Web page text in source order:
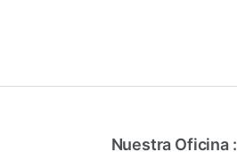
Nuestra Oficina :